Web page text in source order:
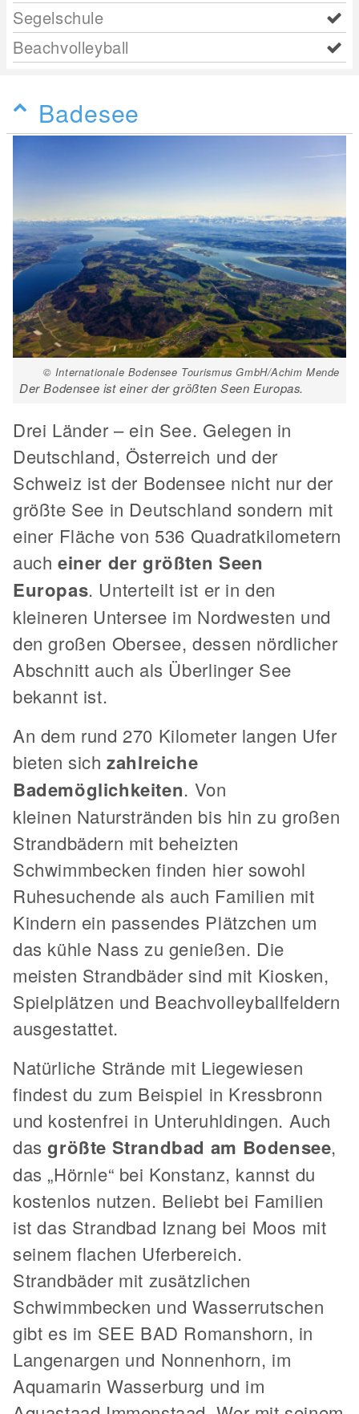
Segelschule
Beachvolleyball
Badesee
© Internationale Bodensee Tourismus GmbH/Achim Mende
Der Bodensee ist einer der größten Seen Europas.
Drei Länder – ein See. Gelegen in
Deutschland, Österreich und der
Schweiz ist der Bodensee nicht nur der
größte See in Deutschland sondern mit
einer Fläche von 536 Quadratkilometern
aucheiner der größten Seen
Europas. Unterteilt ist er in den
kleineren Untersee im Nordwesten und
den großen Obersee, dessen nördlicher
Abschnitt auch als Überlinger See
bekannt ist.
An dem rund 270 Kilometer langen Ufer
bieten sichzahlreiche
Bademöglichkeiten. Von
kleinen Naturstränden bis hin zu großen
Strandbädern mit beheizten
Schwimmbecken finden hier sowohl
Ruhesuchende als auch Familien mit
Kindern ein passendes Plätzchen um
das kühle Nass zu genießen. Die
meisten Strandbäder sind mit Kiosken,
Spielplätzen und Beachvolleyballfeldern
ausgestattet.
Natürliche Strände mit Liegewiesen
findest du zum Beispiel in Kressbronn
und kostenfrei in Unteruhldingen. Auch
dasgrößte Strandbad am Bodensee,
das „Hörnle“ bei Konstanz, kannst du
kostenlos nutzen. Beliebt bei Familien
ist das Strandbad Iznang bei Moos mit
seinem flachen Uferbereich.
Strandbäder mit zusätzlichen
Schwimmbecken und Wasserrutschen
gibt es im SEE BAD Romanshorn, in
Langenargen und Nonnenhorn, im
Aquamarin Wasserburg und im